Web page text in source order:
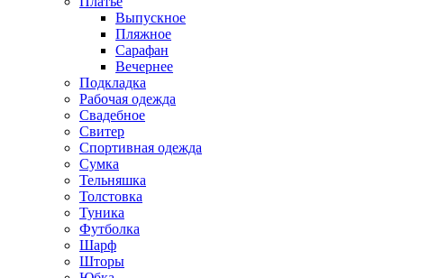
Выпускное
Пляжное
Сарафан
Вечернее
Подкладка
Рабочая одежда
Свадебное
Свитер
Спортивная одежда
Сумка
Тельняшка
Толстовка
Туника
Футболка
Шарф
Шторы